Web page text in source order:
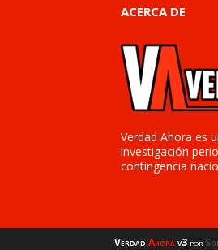
ACERCA DE
Verdad Ahora es
investigación
contingencia
Verdad Ahorav3 por